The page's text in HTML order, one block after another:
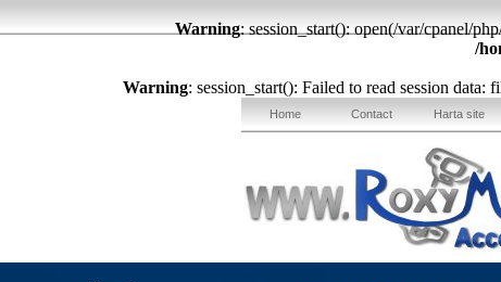
Warning: session_start(): open(/var/cpanel/
/
Warning: session_start(): Failed to read session data:
Home Contact Harta site